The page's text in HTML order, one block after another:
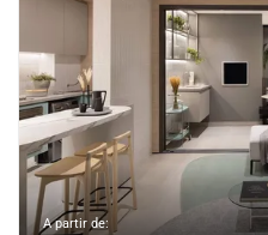
A partir de: